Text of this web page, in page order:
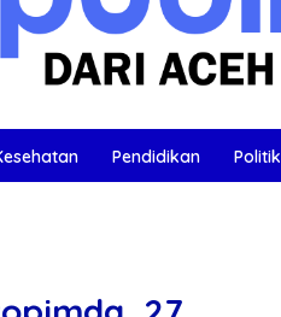
Pendidikan Politik